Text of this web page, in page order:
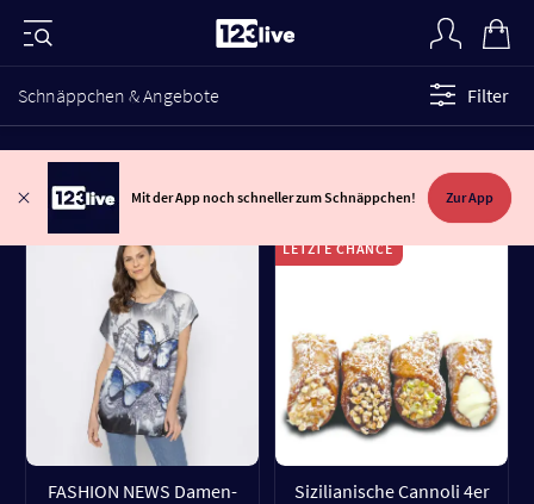
Schnäppchen & Angebote Filter
Mit der App noch schneller zum Schnäppchen! Zur App
FASHION NEWS Damen-
LETZTE CHANCE
Sizilianische Cannoli 4er